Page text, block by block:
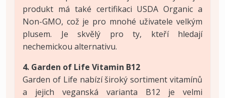
produkt má také certifikaci USDA Organic a
Non-GMO, což je pro mnohé uživatele velkým
plusem. Je skvělý pro ty, kteří hledají
nechemickou alternativu.
4. Garden of Life Vitamin B12
Garden of Life nabízí široký sortiment vitamínů
a jejich veganská varianta B12 je velmi